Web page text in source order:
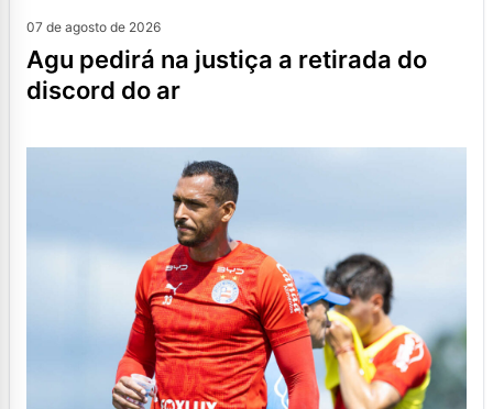
07 de agosto de 2026
agu pedirá na justiça a retirada do
discord do ar